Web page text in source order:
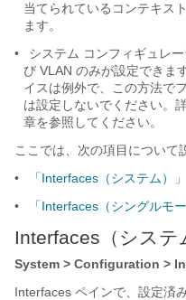
当てられているコンテキス
ます。
•
システム コンフィギュレ
び VLAN のみが設定できま
イスは例外で、この方法で
は設定しないでください。
章を参照してください。
ここでは、次の項目について
•
「Interfaces（システム）」
•
「Interfaces（シングルモ
Interfaces（システ
System > Configuration >
Interfaces ペインで、設定済